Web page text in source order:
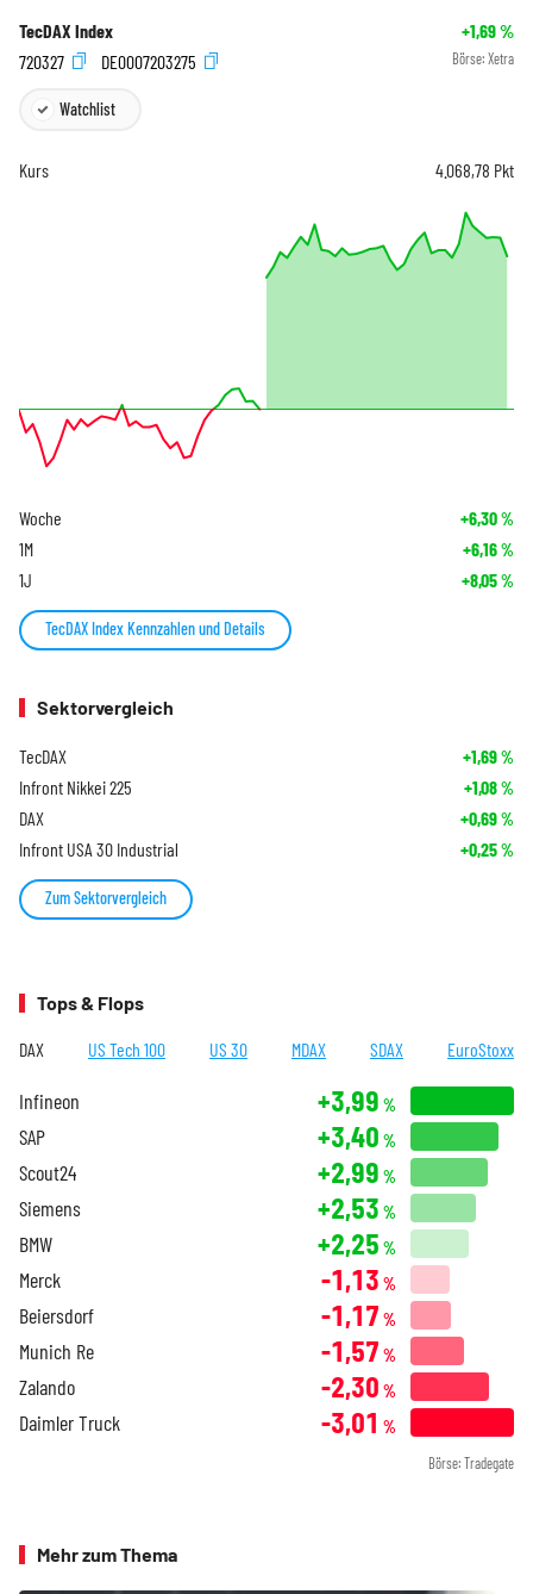
TecDAX Index +1,69%
720327
DE0007203275 Börse: Xetra
Watchlist
Kurs 4.068,78 Pkt
Woche +6,30%
1M +6,16%
1J +8,05%
TecDAX Index Kennzahlen und Details
Sektorvergleich
TecDAX +1,69%
Infront Nikkei 225 +1,08%
DAX +0,69%
Infront USA 30 Industrial +0,25%
Zum Sektorvergleich
Tops & Flops
DAX US Tech 100 US 30 MDAX SDAX EuroStoxx
Infineon +3,99 %
SAP +3,40 %
Scout24 +2,99 %
Siemens +2,53 %
BMW +2,25 %
Merck -1,13 %
Beiersdorf -1,17 %
Munich Re -1,57 %
Zalando -2,30 %
Daimler Truck -3,01 %
Börse: Tradegate
Mehr zum Thema